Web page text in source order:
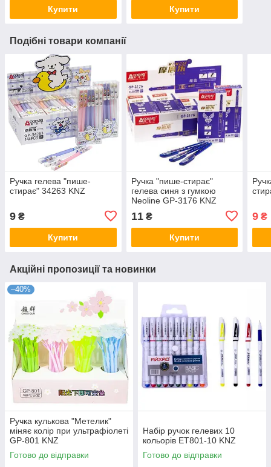
Купити Купити
Подібні товари компанії
Ручка гелева "пише-
стирає" 34263 KNZ
9 ₴
Купити
Ручка "пише-стирає"
гелева синя з гумкою
Neoline GP-3176 KNZ
11₴
Купити
9 ₴
Акційні пропозиції та новинки
–40%
Ручка кулькова "Метелик"
міняє колір при ультрафіолеті
GP-801 KNZ
Готово до відправки
Набір ручок гелевих 10
кольорів ET801-10 KNZ
Готово до відправки